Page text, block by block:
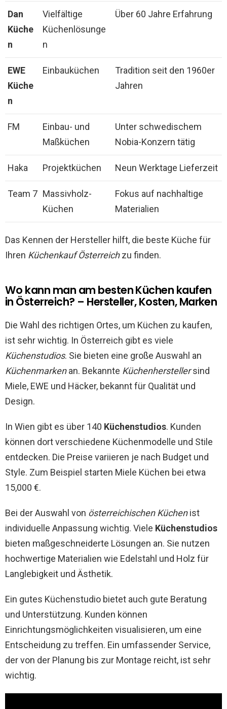
Dan
Küche
n
Vielfältige
Küchenlösunge
n
Über 60 Jahre Erfahrung
EWE
Küche
n
Einbauküchen
Tradition seit den 1960er
Jahren
FM
Einbau- und
Maßküchen
Unter schwedischem
Nobia-Konzern tätig
Haka Projektküchen Neun Werktage Lieferzeit
Team 7 Massivholz-
Küchen
Fokus auf nachhaltige
Materialien
Das Kennen der Hersteller hilft, die beste Küche für
Ihren Küchenkauf Österreichzu finden.
Wo kann man am besten Küchen kaufen
in Österreich? – Hersteller, Kosten, Marken
Die Wahl des richtigen Ortes, um Küchen zu kaufen,
ist sehr wichtig. In Österreich gibt es viele
Küchenstudios. Sie bieten eine große Auswahl an
Küchenmarkenan. Bekannte Küchenherstellersind
Miele, EWE und Häcker, bekannt für Qualität und
Design.
In Wien gibt es über 140 Küchenstudios. Kunden
können dort verschiedene Küchenmodelle und Stile
entdecken. Die Preise variieren je nach Budget und
Style. Zum Beispiel starten Miele Küchen bei etwa
15,000 €.
Bei der Auswahl von österreichischen Küchenist
individuelle Anpassung wichtig. Viele Küchenstudios
bieten maßgeschneiderte Lösungen an. Sie nutzen
hochwertige Materialien wie Edelstahl und Holz für
Langlebigkeit und Ästhetik.
Ein gutes Küchenstudio bietet auch gute Beratung
und Unterstützung. Kunden können
Einrichtungsmöglichkeiten visualisieren, um eine
Entscheidung zu treffen. Ein umfassender Service,
der von der Planung bis zur Montage reicht, ist sehr
wichtig.